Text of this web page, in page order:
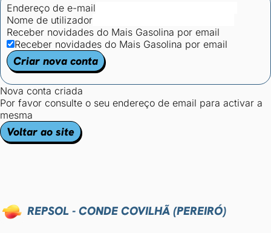
Endereço de e-mail
Nome de utilizador
Receber novidades do Mais Gasolina por email
Receber novidades do Mais Gasolina por email
Criar nova conta
Nova conta criada
Por favor consulte o seu endereço de email para activar a
mesma
Voltar ao site
REPSOL - CONDE COVILHÃ (PEREIRÓ)